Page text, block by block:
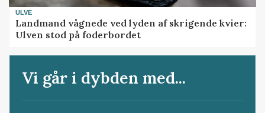
ULVE
Landmand vågnede ved lyden af skrigende kvier:
Ulven stod på foderbordet
Vi går i dybden med...